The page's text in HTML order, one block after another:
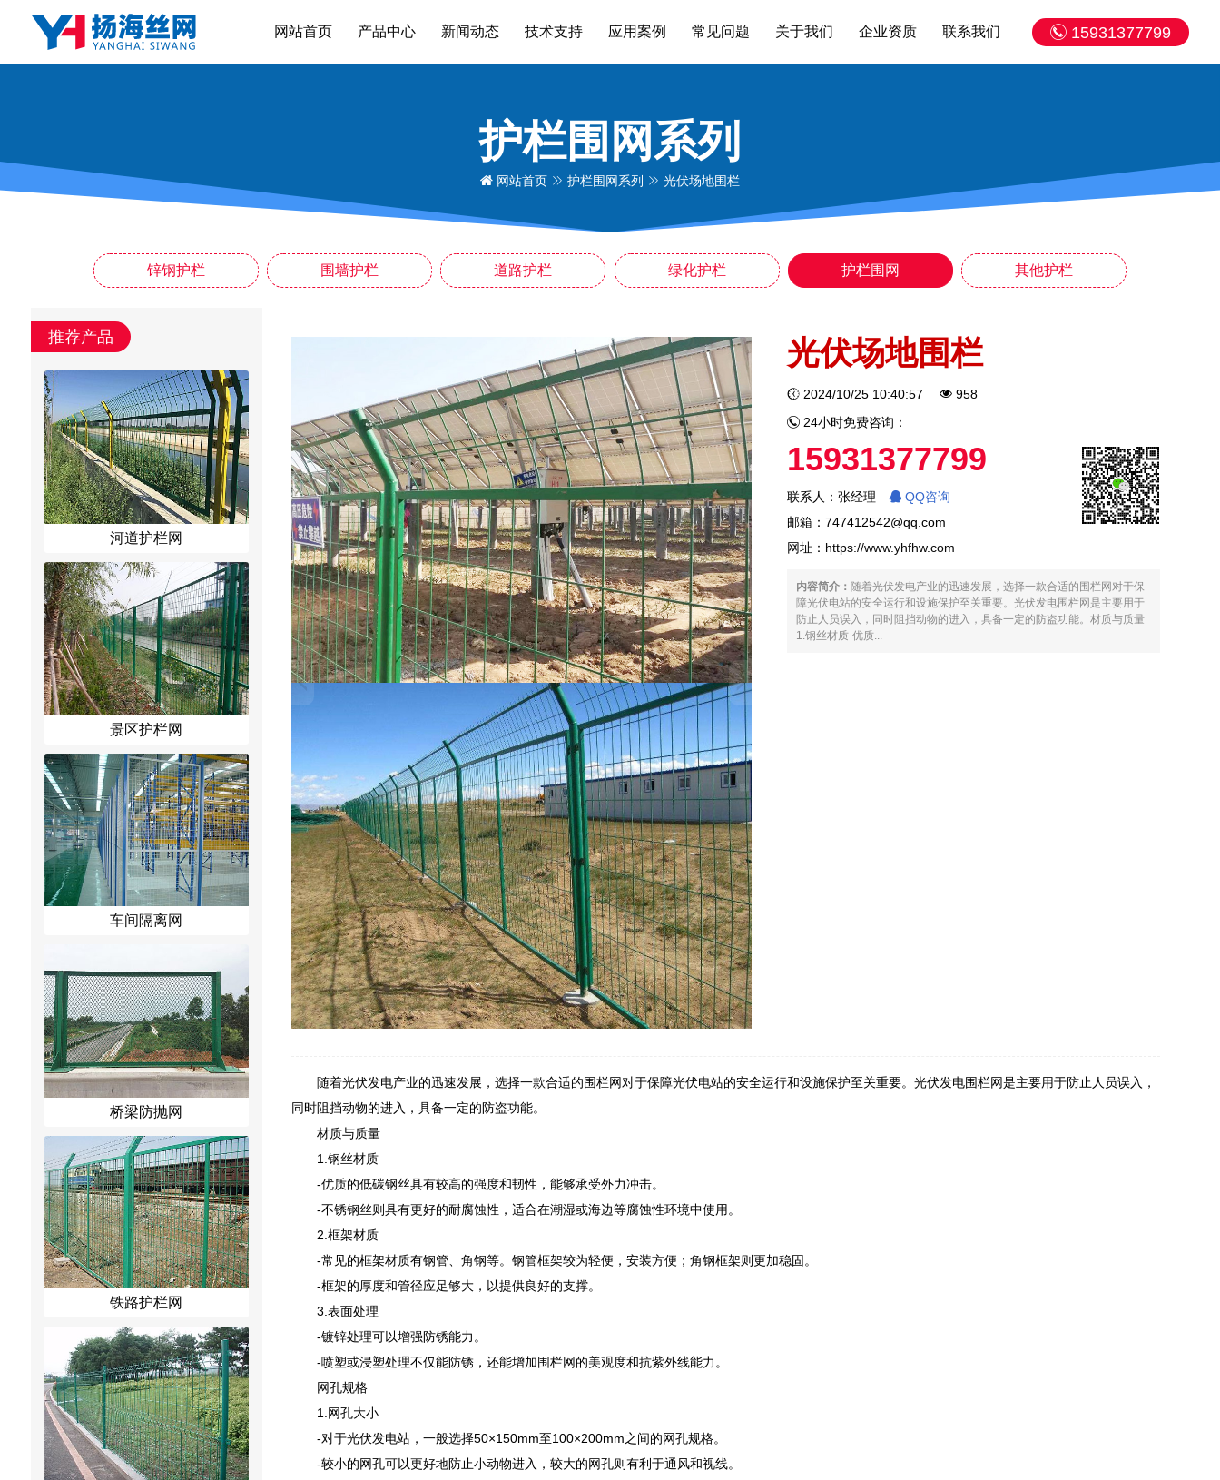
15931377799
网站首页 产品中心 新闻动态 技术支持 应用案例 常见问题 关于我们 企业资质 联系我们
护栏围网系列
网站首页 护栏围网系列 光伏场地围栏
锌钢护栏 围墙护栏 道路护栏 绿化护栏 护栏围网 其他护栏
推荐产品
河道护栏网
景区护栏网
车间隔离网
桥梁防抛网
铁路护栏网
光伏场地围栏
2024/10/25 10:40:57
958
24小时免费咨询：
15931377799
联系人：张经理
QQ咨询
邮箱：747412542@qq.com
网址： https://www.yhfhw.com
内容简介： 随着光伏发电产业的迅速发展，选择一款合适的围栏网对于保
障光伏电站的安全运行和设施保护至关重要。光伏发电围栏网是主要用于
防止人员误入，同时阻挡动物的进入，具备一定的防盗功能。材质与质量
1.钢丝材质-优质...
随着光伏发电产业的迅速发展，选择一款合适的围栏网对于保障光伏电站的安全运行和设施保护至关重要。光伏发电围栏网是主要用于防止人员误入，
同时阻挡动物的进入，具备一定的防盗功能。
材质与质量
1.钢丝材质
-优质的低碳钢丝具有较高的强度和韧性，能够承受外力冲击。
-不锈钢丝则具有更好的耐腐蚀性，适合在潮湿或海边等腐蚀性环境中使用。
2.框架材质
-常见的框架材质有钢管、角钢等。钢管框架较为轻便，安装方便；角钢框架则更加稳固。
-框架的厚度和管径应足够大，以提供良好的支撑。
3.表面处理
-镀锌处理可以增强防锈能力。
-喷塑或浸塑处理不仅能防锈，还能增加围栏网的美观度和抗紫外线能力。
网孔规格
1.网孔大小
-对于光伏发电站，一般选择50×150mm至100×200mm之间的网孔规格。
-较小的网孔可以更好地防止小动物进入，较大的网孔则有利于通风和视线。